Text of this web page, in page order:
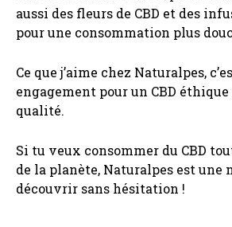
aussi des fleurs de CBD et des
pour une consommation plus
Ce que j’aime chez Naturalpes,
engagement pour un CBD
qualité.
Si tu veux consommer du CBD
de la planète, Naturalpes est une
découvrir sans hésitation !